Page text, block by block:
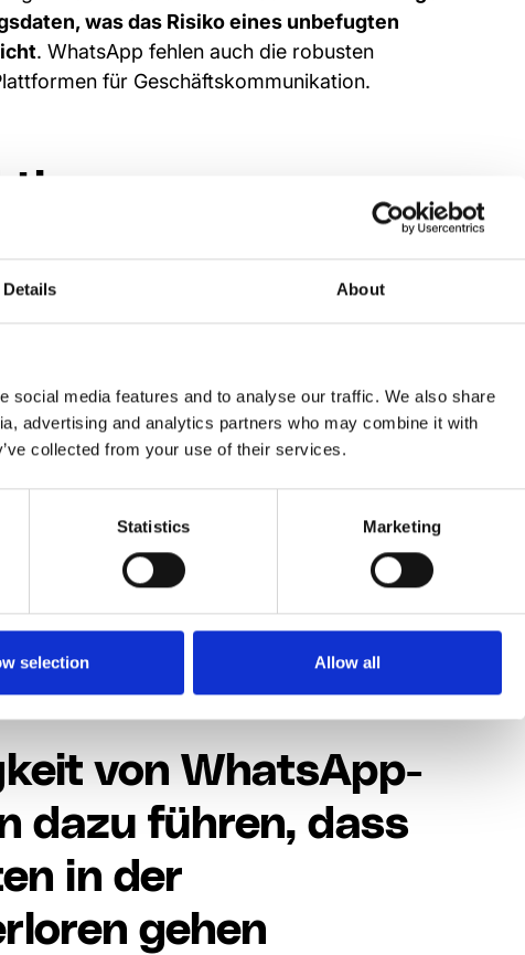
Details About
social media features and to analyse our traffic. We also share
advertising and analytics partners who may combine it with
collected from your use of their services.
Statistics Marketing
selection Allow all
was das Risiko eines unbefugten
. WhatsApp fehlen auch die robusten
für Geschäftskommunikation.
zur
zu einer WhatsApp-Gruppe
(oder Jane) versehentlich zum falschen
Sie den Fehler erklären, sie entfernen und
gesehen haben. Dann kommt die
das Unternehmen verlassen, kann ein
fehleranfällig und verschwendet viel Zeit und
von WhatsApp-
dazu führen, dass
in der
gehen